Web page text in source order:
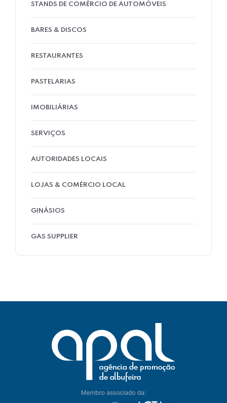
STANDS DE COMÉRCIO DE AUTOMÓVEIS
BARES & DISCOS
RESTAURANTES
PASTELARIAS
IMOBILIÁRIAS
SERVIÇOS
AUTORIDADES LOCAIS
LOJAS & COMÉRCIO LOCAL
GINÁSIOS
GAS SUPPLIER